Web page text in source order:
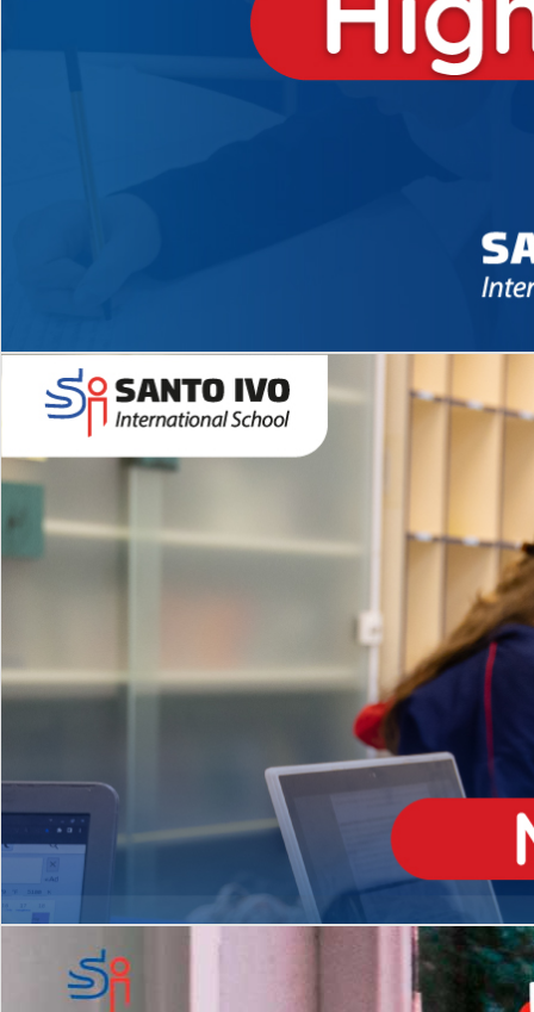
Novidades 2026 High School
Matrículas Abertas 2026
EDUCAÇÃO INFANTIL
Inglês todos os dias
MÉDIO
igh School
Dupla Diplomação
2º AO 5º ANO FUNDAMENTAL